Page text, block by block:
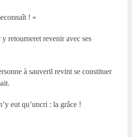
! »
retourneret revenir avec ses
à sauveril revint se constituer
eut qu’uncri : la grâce !